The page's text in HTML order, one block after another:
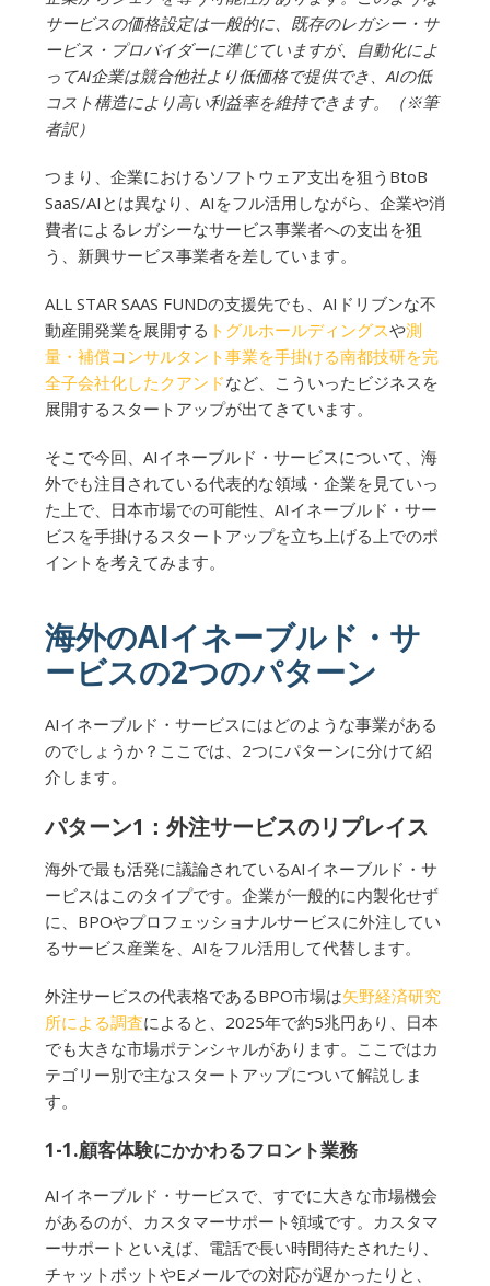
サービスの価格設定は一般的に、既存のレガシー・サ
ービス・プロバイダーに準じていますが、自動化によ
ってAI企業は競合他社より低価格で提供でき、AIの低
コスト構造により高い利益率を維持できます。（※筆
者訳）
つまり、企業におけるソフトウェア支出を狙うBtoB
SaaS/AIとは異なり、AIをフル活用しながら、企業や消
費者によるレガシーなサービス事業者への支出を狙
う、新興サービス事業者を差しています。
ALL STAR SAAS FUNDの支援先でも、AIドリブンな不
動産開発業を展開する トグルホールディングスや測
量・補償コンサルタント事業を手掛ける南都技研を完
全子会社化したクアンドなど、こういったビジネスを
展開するスタートアップが出てきています。
そこで今回、AIイネーブルド・サービスについて、海
外でも注目されている代表的な領域・企業を見ていっ
た上で、日本市場での可能性、AIイネーブルド・サー
ビスを手掛けるスタートアップを立ち上げる上でのポ
イントを考えてみます。
海外のAIイネーブルド・サ
ービスの2つのパターン
AIイネーブルド・サービスにはどのような事業がある
のでしょうか？ここでは、2つにパターンに分けて紹
介します。
パターン1：外注サービスのリプレイス
海外で最も活発に議論されているAIイネーブルド・サ
ービスはこのタイプです。企業が一般的に内製化せず
に、BPOやプロフェッショナルサービスに外注してい
るサービス産業を、AIをフル活用して代替します。
外注サービスの代表格であるBPO市場は矢野経済研究
所による調査によると、2025年で約5兆円あり、日本
でも大きな市場ポテンシャルがあります。ここではカ
テゴリー別で主なスタートアップについて解説しま
す。
1-1.顧客体験にかかわるフロント業務
AIイネーブルド・サービスで、すでに大きな市場機会
があるのが、カスタマーサポート領域です。カスタマ
ーサポートといえば、電話で長い時間待たされたり、
チャットボットやEメールでの対応が遅かったりと、